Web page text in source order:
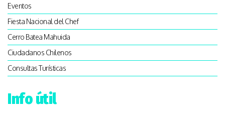
Eventos
Fiesta Nacional del Chef
Cerro Batea Mahuida
Ciudadanos Chilenos
Consultas Turísticas
Info útil